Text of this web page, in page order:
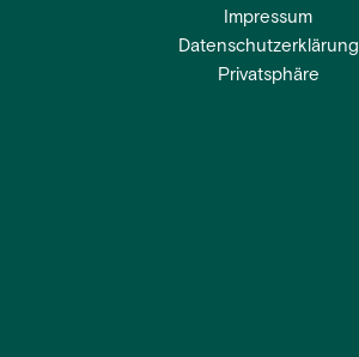
Impressum
Datenschutzerklärung
Privatsphäre